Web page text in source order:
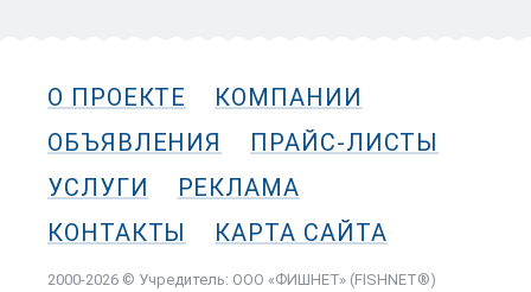
О ПРОЕКТЕ
КОМПАНИИ
ОБЪЯВЛЕНИЯ
ПРАЙС-ЛИСТЫ
УСЛУГИ
РЕКЛАМА
КОНТАКТЫ
КАРТА САЙТА
2000-2026 © Учредитель: ООО «ФИШНЕТ» (FISHNET®)